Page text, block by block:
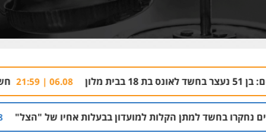
06.08 | 21:59 חשד: שורד מסיבת
הקלות למועדון בבעלות אחיו של "הצל" 05.08 | 12:03